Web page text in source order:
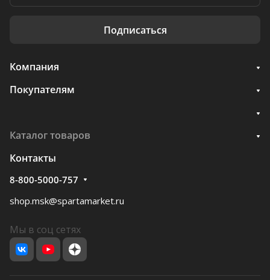
Подписаться
Компания
Покупателям
Каталог товаров
Контакты
8-800-5000-757
shop.msk@spartamarket.ru
Мы в соц сетях